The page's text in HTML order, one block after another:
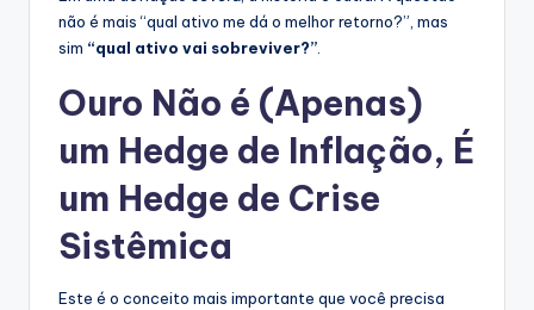
não é mais “qual ativo me dá o melhor retorno?”, mas
sim “qual ativo vai sobreviver?”.
Ouro Não é (Apenas)
um Hedge de Inflação, É
um Hedge de Crise
Sistêmica
Este é o conceito mais importante que você precisa